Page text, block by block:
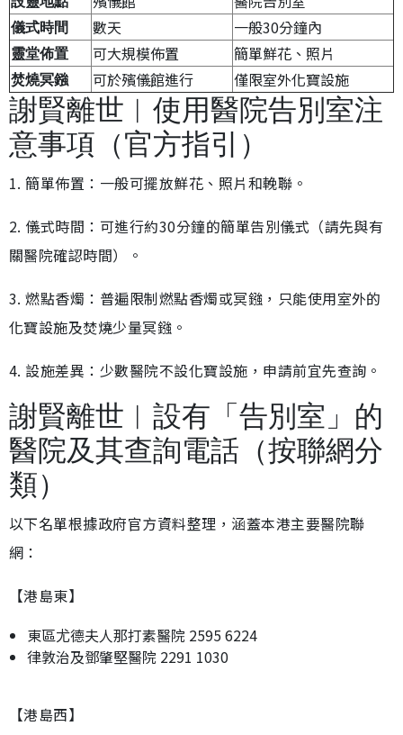
儀式時間 數天 一般30分鐘內
靈堂佈置 可大規模佈置 簡單鮮花、照片
焚燒冥鏹 可於殯儀館進行 僅限室外化寶設施
謝賢離世︱使用醫院告別室注
意事項（官方指引）
1. 簡單佈置：一般可擺放鮮花、照片和輓聯。
2. 儀式時間：可進行約30分鐘的簡單告別儀式（請先與有
關醫院確認時間）。
3. 燃點香燭：普遍限制燃點香燭或冥鏹，只能使用室外的
化寶設施及焚燒少量冥鏹。
4. 設施差異：少數醫院不設化寶設施，申請前宜先查詢。
謝賢離世︱設有「告別室」的
醫院及其查詢電話（按聯網分
類）
以下名單根據政府官方資料整理，涵蓋本港主要醫院聯
網：
【港島東】
東區尤德夫人那打素醫院 2595 6224
律敦治及鄧肇堅醫院 2291 1030
【港島西】